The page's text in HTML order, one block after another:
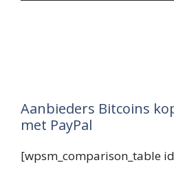
Aanbieders Bitcoins
met PayPal
[wpsm_comparison_table